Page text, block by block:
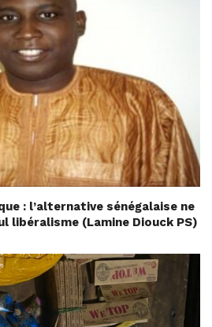
: l’alternative sénégalaise ne
libéralisme (Lamine Diouck PS)